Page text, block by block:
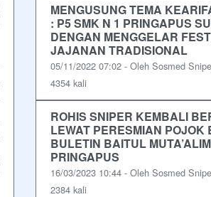
MENGUSUNG TEMA
: P5 SMK N 1 PRINGAPUS
DENGAN MENGGELAR
JAJANAN TRADISIONAL
05/11/2022 07:02 - Oleh Sosmed
4354 kali
ROHIS SNIPER KEMBALI
LEWAT PERESMIAN POJOK
BULETIN BAITUL
PRINGAPUS
16/03/2023 10:44 - Oleh Sosmed
2384 kali